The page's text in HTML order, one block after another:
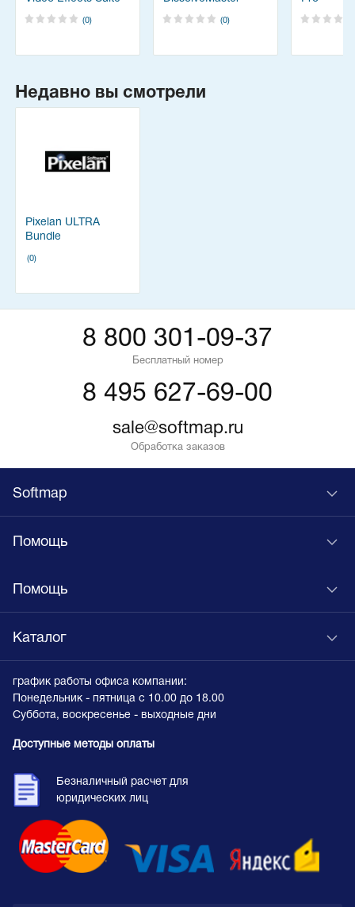
(0) (0)
Недавно вы смотрели
Pixelan ULTRA
Bundle
(0)
8 800 301-09-37
Бесплатный номер
8 495 627-69-00
sale@softmap.ru
Обработка заказов
Softmap
Помощь
Помощь
Каталог
график работы офиса компании:
Понедельник - пятница с 10.00 до 18.00
Суббота, воскресенье - выходные дни
Доступные методы оплаты
Безналичный расчет для
юридических лиц